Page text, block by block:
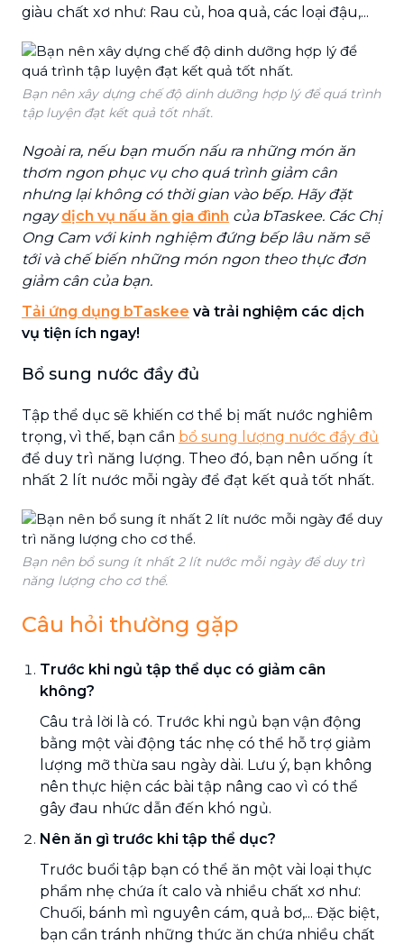
giàu chất xơ như: Rau củ, hoa quả, các loại đậu,...
Bạn nên xây dựng chế độ dinh dưỡng hợp lý để quá trình
tập luyện đạt kết quả tốt nhất.
Ngoài ra, nếu bạn muốn nấu ra những món ăn
thơm ngon phục vụ cho quá trình giảm cân
nhưng lại không có thời gian vào bếp. Hãy đặt
ngaydịch vụ nấu ăn gia đình của bTaskee. Các Chị
Ong Cam với kinh nghiệm đứng bếp lâu năm sẽ
tới và chế biến những món ngon theo thực đơn
giảm cân của bạn.
Tải ứng dụng bTaskee và trải nghiệm các dịch
vụ tiện ích ngay!
Bổ sung nước đầy đủ
Tập thể dục sẽ khiến cơ thể bị mất nước nghiêm
trọng, vì thế, bạn cần bổ sung lượng nước đầy đủ
để duy trì năng lượng. Theo đó, bạn nên uống ít
nhất 2 lít nước mỗi ngày để đạt kết quả tốt nhất.
Bạn nên bổ sung ít nhất 2 lít nước mỗi ngày để duy trì
năng lượng cho cơ thể.
Câu hỏi thường gặp
Trước khi ngủ tập thể dục có giảm cân
không?
Câu trả lời là có. Trước khi ngủ bạn vận động
bằng một vài động tác nhẹ có thể hỗ trợ giảm
lượng mỡ thừa sau ngày dài. Lưu ý, bạn không
nên thực hiện các bài tập nâng cao vì có thể
gây đau nhức dẫn đến khó ngủ.
Nên ăn gì trước khi tập thể dục?
Trước buổi tập bạn có thể ăn một vài loại thực
phẩm nhẹ chứa ít calo và nhiều chất xơ như:
Chuối, bánh mì nguyên cám, quả bơ,... Đặc biệt,
bạn cần tránh những thức ăn chứa nhiều chất